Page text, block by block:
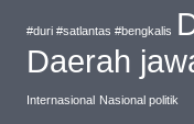
#duri #satlantas #bengkalis
Daerah
Internasional Nasional politik